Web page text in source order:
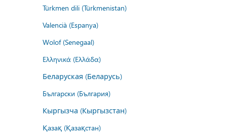
Türkmen dili (Türkmenistan)
Valencià (Espanya)
Wolof (Senegaal)
Ελληνικά (Ελλάδα)
Беларуская (Беларусь)
Български (България)
Кыргызча (Кыргызстан)
Қазақ (Қазақстан)